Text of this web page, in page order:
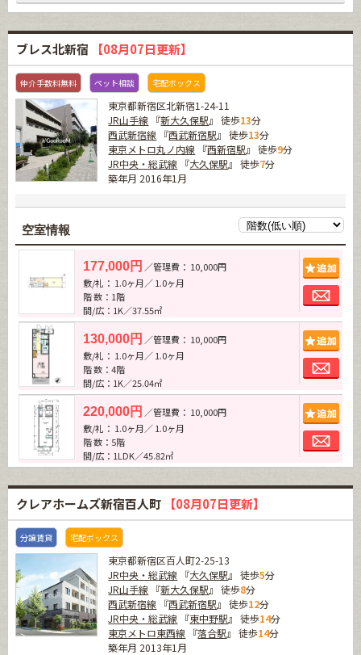
ブレス北新宿 【08月07日更新】
仲介手数料無料 ペット相談 宅配ボックス
東京都新宿区北新宿1-24-11
JR山手線 『新大久保駅』 徒歩13分
西武新宿線 『西武新宿駅』 徒歩13分
東京メトロ丸ノ内線 『西新宿駅』 徒歩9分
JR中央・総武線 『大久保駅』 徒歩7分
築年月 2016年1月
空室情報
177,000円 ／管理費： 10,000円
敷/礼： 1.0ヶ月／ 1.0ヶ月
階 数：1階
間/広：1K／37.55㎡
130,000円 ／管理費： 10,000円
敷/礼： 1.0ヶ月／ 1.0ヶ月
階 数：4階
間/広：1K／25.04㎡
220,000円 ／管理費： 10,000円
敷/礼： 1.0ヶ月／ 1.0ヶ月
階 数：5階
間/広：1LDK／45.82㎡
クレアホームズ新宿百人町 【08月07日更新】
分譲賃貸 宅配ボックス
東京都新宿区百人町2-25-13
JR中央・総武線 『大久保駅』 徒歩5分
JR山手線 『新大久保駅』 徒歩8分
西武新宿線 『西武新宿駅』 徒歩12分
JR中央・総武線 『東中野駅』 徒歩14分
東京メトロ東西線 『落合駅』 徒歩14分
築年月 2013年1月